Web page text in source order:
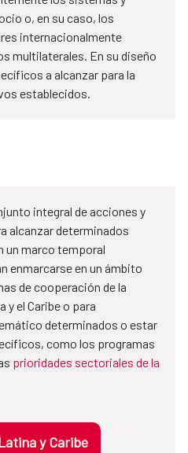
o, en su caso, los
internacionalmente
multilaterales. En su diseño
a alcanzar para la
establecidos.
integral de acciones y
alcanzar determinados
un marco temporal
enmarcarse en un ámbito
de cooperación de la
y el Caribe o para
determinados o estar
como los programas
prioridades sectoriales de la
y Caribe